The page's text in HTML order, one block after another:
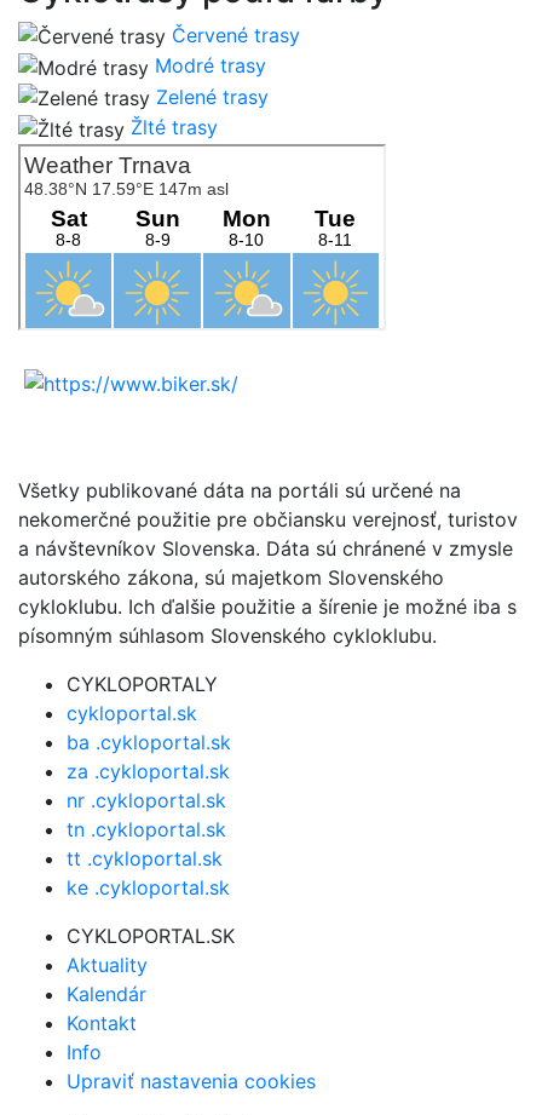
Červené trasy
Modré trasy
Zelené trasy
Žlté trasy
Všetky publikované dáta na portáli sú určené na
nekomerčné použitie pre občiansku verejnosť, turistov
a návštevníkov Slovenska. Dáta sú chránené v zmysle
autorského zákona, sú majetkom Slovenského
cykloklubu. Ich ďalšie použitie a šírenie je možné iba s
písomným súhlasom Slovenského cykloklubu.
CYKLOPORTALY
cykloportal.sk
ba .cykloportal.sk
za .cykloportal.sk
nr .cykloportal.sk
tn .cykloportal.sk
tt .cykloportal.sk
ke .cykloportal.sk
CYKLOPORTAL.SK
Aktuality
Kalendár
Kontakt
Info
Upraviť nastavenia cookies